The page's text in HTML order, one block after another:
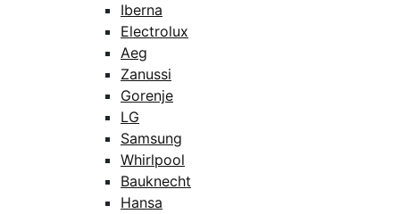
Iberna
Electrolux
Aeg
Zanussi
Gorenje
LG
Samsung
Whirlpool
Bauknecht
Hansa